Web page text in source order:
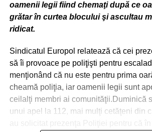
oamenii legii fiind chemaţi după ce
grătar în curtea blocului şi ascultau
ridicat.
Sindicatul Europol relatează că cei
să îi provoace pe poliţişti pentru
menţionând că nu este pentru prima
cheamă poliţia, iar oamenii legii sunt
ceilalţi membri ai comunităţii.Duminică
unui apel la 112, mai mulţi cetăţeni din